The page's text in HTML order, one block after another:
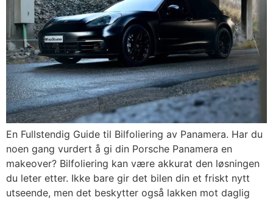
En Fullstendig Guide til Bilfoliering av Panamera. Har du
noen gang vurdert å gi din Porsche Panamera en
makeover? Bilfoliering kan være akkurat den løsningen
du leter etter. Ikke bare gir det bilen din et friskt nytt
utseende, men det beskytter også lakken mot daglig